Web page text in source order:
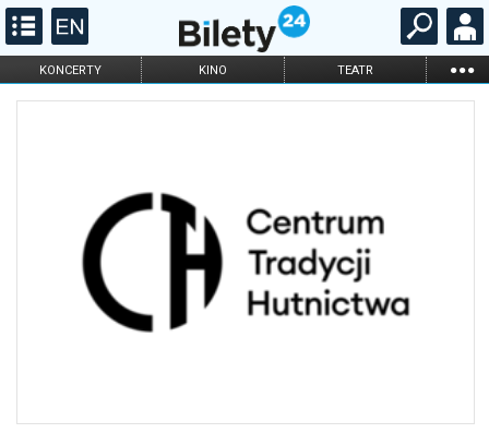
KONCERTY KINO TEATR ...
FILHARMONIA OPERA I BALET